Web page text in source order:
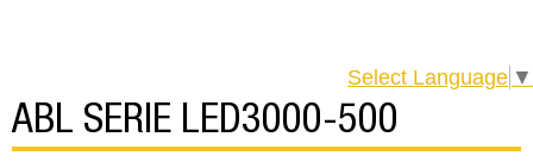
Select Language ▼
ABL SERIE LED3000-500